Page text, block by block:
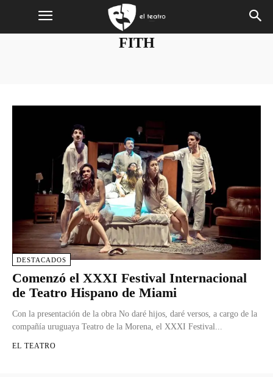
FITH
DESTACADOS
Comenzó el XXXI Festival Internacional
de Teatro Hispano de Miami
Con la presentación de la obra No daré hijos, daré versos, a cargo de la
compañía uruguaya Teatro de la Morena, el XXXI Festival...
EL TEATRO